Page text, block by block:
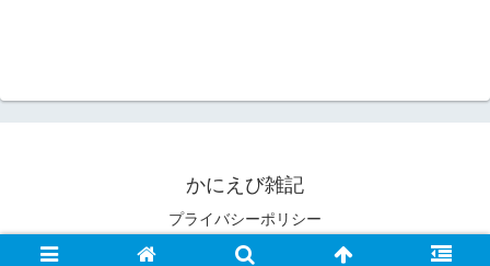
かにえび雑記
プライバシーポリシー
© 2006 かにえび雑記.